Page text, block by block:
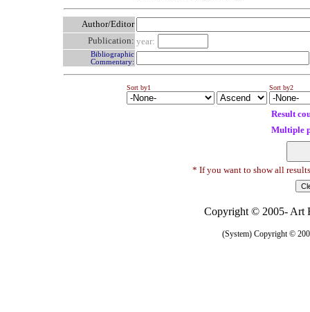
Author/Editor
Publication: year:
Bibliographic
Commentary:
Sort by1 Sort by2
Result
Multiple
* If you want to show all
Copyright © 2005- Art
(System) Copyright ©